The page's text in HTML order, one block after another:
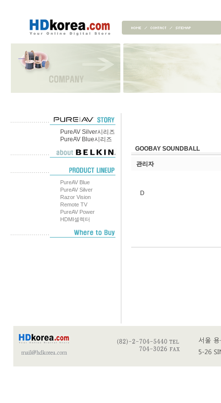
PureAV Silver시리즈
PureAV Blue시리즈
PureAV Blue
PureAV Silver
Razor Vision
Remote TV
PureAV Power
HDMI셀렉터
GOOBAY SOUNDBALL
관리자
D